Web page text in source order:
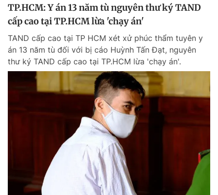
TP.HCM: Y án 13 năm tù nguyên thư ký TAND
cấp cao tại TP.HCM lừa 'chạy án'
TAND cấp cao tại TP HCM xét xử phúc thẩm tuyên y
án 13 năm tù đối với bị cáo Huỳnh Tấn Đạt, nguyên
thư ký TAND cấp cao tại TP.HCM lừa 'chạy án'.